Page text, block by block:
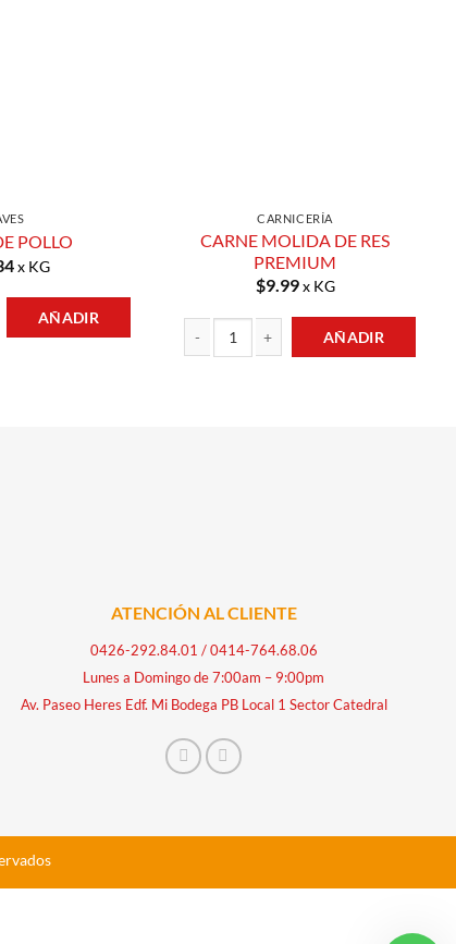
POLLO
x KG
AÑADIR
CARNICERÍA
CARNE MOLIDA DE RES
PREMIUM
$9.99x KG
AÑADIR
ATENCIÓN AL CLIENTE
0426-292.84.01 /0414-764.68.06
Lunes a Domingo de 7:00am – 9:00pm
Av. Paseo Heres Edf. Mi Bodega PB Local 1 Sector Catedral